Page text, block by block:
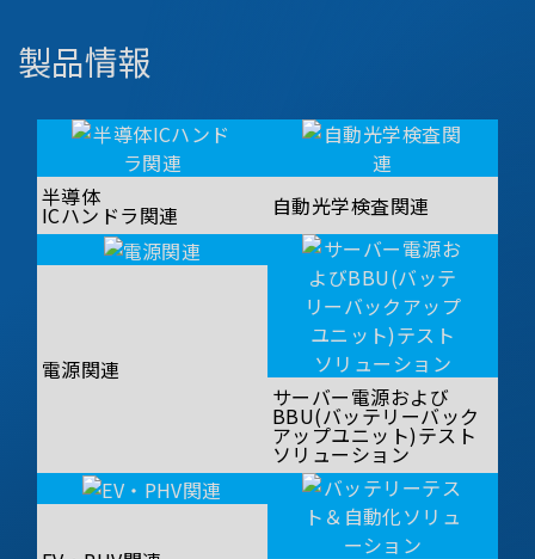
製品情報
半導体
ICハンドラ関連 自動光学検査関連
電源関連
サーバー電源および
BBU(バッテリーバック
アップユニット)テスト
ソリューション